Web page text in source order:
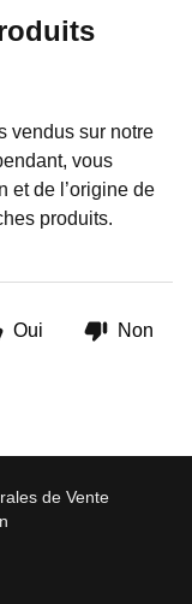
vendus sur notre
vous
et de l’origine de
produits.
Oui Non
de Vente